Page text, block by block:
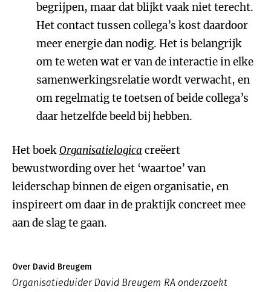
begrijpen, maar dat blijkt vaak niet terecht.
Het contact tussen collega’s kost daardoor
meer energie dan nodig. Het is belangrijk
om te weten wat er van de interactie in elke
samenwerkingsrelatie wordt verwacht, en
om regelmatig te toetsen of beide collega’s
daar hetzelfde beeld bij hebben.
Het boekOrganisatielogica creëert
bewustwording over het ‘waartoe’ van
leiderschap binnen de eigen organisatie, en
inspireert om daar in de praktijk concreet mee
aan de slag te gaan.
Over David Breugem
Organisatieduider David Breugem RA onderzoekt